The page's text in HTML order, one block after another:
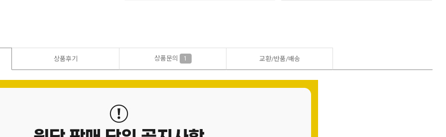
상품후기 상품문의 1 교환/반품/배송